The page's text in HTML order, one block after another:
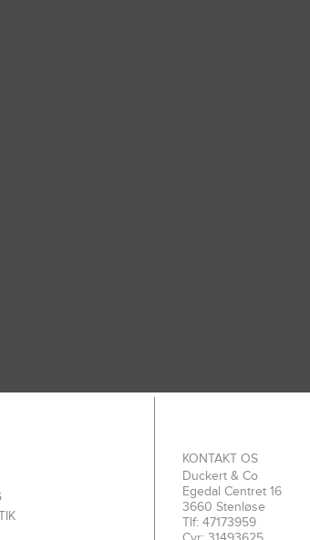
KONTAKT OS
Duckert & Co
Egedal Centret 16
3660 Stenløse
Tlf: 47173959